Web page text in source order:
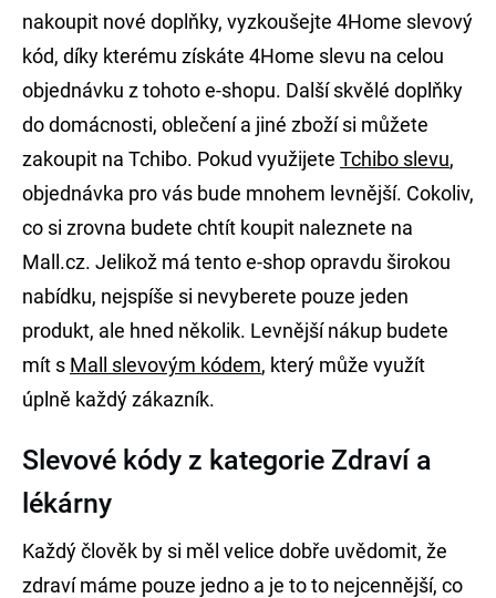
nakoupit nové doplňky, vyzkoušejte 4Home slevový
kód, díky kterému získáte 4Home slevu na celou
objednávku z tohoto e-shopu. Další skvělé doplňky
do domácnosti, oblečení a jiné zboží si můžete
zakoupit na Tchibo. Pokud využijete Tchibo slevu,
objednávka pro vás bude mnohem levnější. Cokoliv,
co si zrovna budete chtít koupit naleznete na
Mall.cz. Jelikož má tento e-shop opravdu širokou
nabídku, nejspíše si nevyberete pouze jeden
produkt, ale hned několik. Levnější nákup budete
mít s Mall slevovým kódem, který může využít
úplně každý zákazník.
Slevové kódy z kategorie Zdraví a
lékárny
Každý člověk by si měl velice dobře uvědomit, že
zdraví máme pouze jedno a je to to nejcennější, co